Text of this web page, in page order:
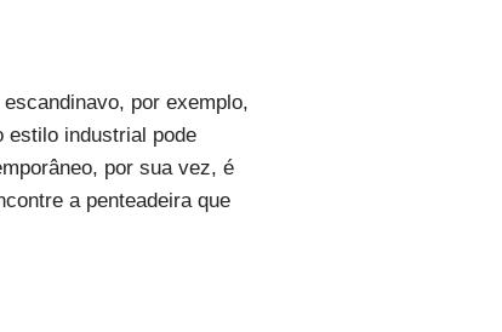
por exemplo,
estilo industrial pode
por sua vez, é
a penteadeira que